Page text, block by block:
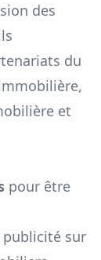
des
du
et
pour être
sur